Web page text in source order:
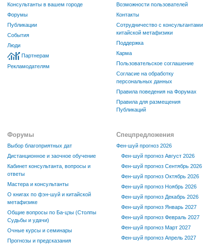
Консультанты в вашем городе
Форумы
Публикации
События
Люди
Партнерам
Рекламодателям
Возможности пользователей
Контакты
Сотрудничество с консультантами
китайской метафизики
Поддержка
Карма
Пользовательское соглашение
Согласие на обработку
персональных данных
Правила поведения на Форумах
Правила для размещения
Публикаций
Форумы
Выбор благоприятных дат
Дистанционное и заочное обучение
Кабинет консультанта, вопросы и
ответы
Мастера и консультанты
О книгах по фэн-шуй и китайской
метафизике
Общие вопросы по Ба-цзы (Столпы
Судьбы и удачи)
Очные курсы и семинары
Прогнозы и предсказания
Спецпредложения
Фен-шуй прогноз 2026
Фен-шуй прогноз Август 2026
Фен-шуй прогноз Сентябрь 2026
Фен-шуй прогноз Октябрь 2026
Фен-шуй прогноз Ноябрь 2026
Фен-шуй прогноз Декабрь 2026
Фен-шуй прогноз Январь 2027
Фен-шуй прогноз Февраль 2027
Фен-шуй прогноз Март 2027
Фен-шуй прогноз Апрель 2027